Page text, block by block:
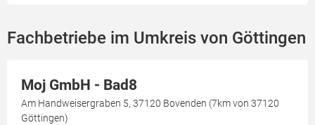
Fachbetriebe im Umkreis von Göttingen
Moj GmbH - Bad8
Am Handweisergraben 5, 37120 Bovenden (7km von 37120
Göttingen)